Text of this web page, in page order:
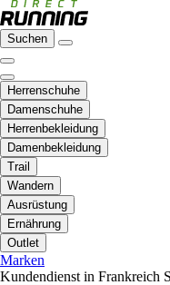
Suchen
Herrenschuhe
Damenschuhe
Herrenbekleidung
Damenbekleidung
Trail
Wandern
Ausrüstung
Ernährung
Outlet
Marken
Kundendienst in Frankreich